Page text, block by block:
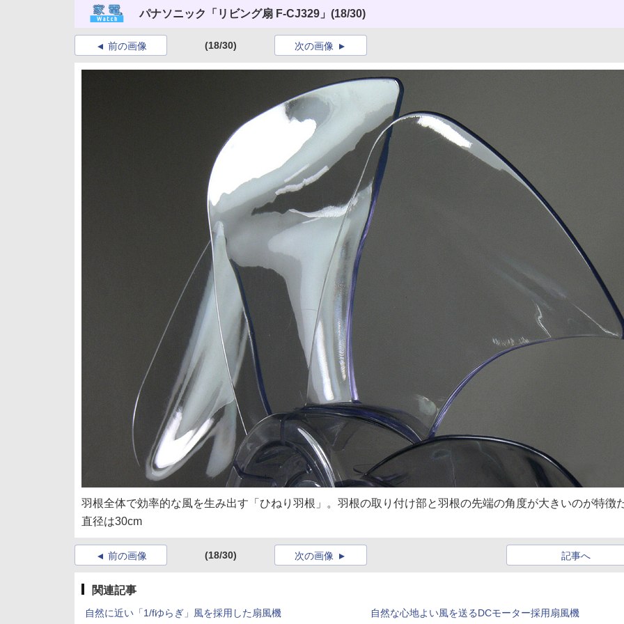
パナソニック「リビング扇 F-CJ329」 (18/30)
前の画像 (18/30) 次の画像
羽根全体で効率的な風を生み出す「ひねり羽根」。羽根の取り付け部と羽根の先端の角度が大きいのが特徴
直径は30cm
前の画像 (18/30) 記事へ
次の画像
関連記事
自然に近い「1/fゆらぎ」風を採用した扇風機 自然な心地よい風を送るDCモーター採用扇風機